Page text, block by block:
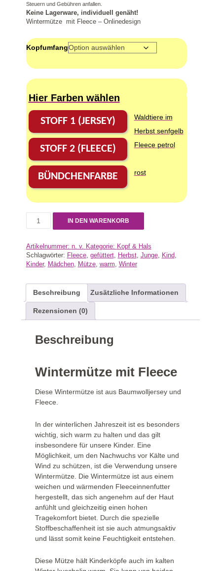
Steuern und Gebühren anfallen.
Keine Lagerware, individuell genäht!
Wintermütze mit Fleece – Onlinedesign
Kopfumfang
Hier Farben wählen
STOFF 1 (JERSEY)
Waldtiere im
Herbst senfgelb
STOFF 2 (FLEECE) Fleece petrol
BÜNDCHENFARBE rost
IN DEN WARENKORB
Artikelnummer: n. v. Kategorie: Kopf & Hals
Schlagwörter: Fleece, gefüttert, Herbst, Junge, Kind,
Kinder, Mädchen, Mütze, warm, Winter
Beschreibung Zusätzliche Informationen
Rezensionen (0)
Beschreibung
Wintermütze mit Fleece
Diese Wintermütze ist aus Baumwolljersey und
Fleece.
In der winterlichen Jahreszeit ist es besonders
wichtig, sich warm zu halten und das gilt
insbesondere für unsere Kinder. Eine
Möglichkeit, um den Nachwuchs vor Kälte und
Wind zu schützen, ist die Verwendung unsere
Wintermütze. Die Wintermütze ist aus einem
weichen und wärmenden Fleeceinnenfutter
hergestellt, das sich angenehm auf der Haut
anfühlt und gleichzeitig einen hohen
Tragekomfort bietet. Durch die spezielle
Stoffbeschaffenheit ist sie auch atmungsaktiv
und lässt somit keine Feuchtigkeit entstehen.
Diese Mütze hält Kinderköpfe auch im kalten